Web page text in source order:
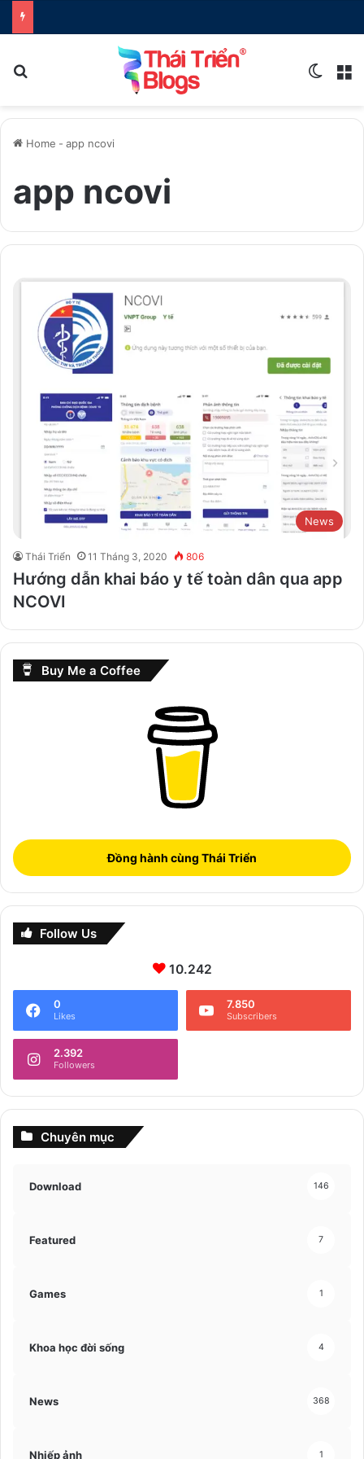
Home - app ncovi
app ncovi
News
Thái Triển 11 Tháng 3, 2020 806
Hướng dẫn khai báo y tế toàn dân qua app
NCOVI
Buy Me a Coffee
Đồng hành cùng Thái Triển
Follow Us
10.242
0
Likes
7.850
Subscribers
2.392
Followers
Chuyên mục
Download 146
Featured 7
Games 1
Khoa học đời sống 4
News 368
Nhiếp ảnh 1